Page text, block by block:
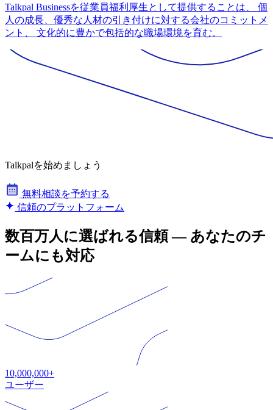
Talkpal Businessを従業員福利厚生として提供することは、 個
人の成長、優秀な人材の引き付けに対する会社のコミットメ
ント、 文化的に豊かで包括的な職場環境を育む。
Talkpalを始めましょう
無料相談を予約する
信頼のプラットフォーム
数百万人に選ばれる信頼 — あなたのチ
ームにも対応
10,000,000+
ユーザー